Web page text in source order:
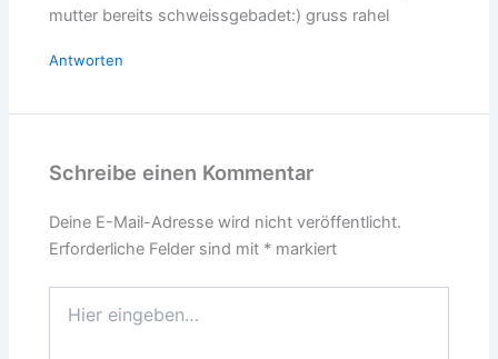
mutter bereits schweissgebadet:) gruss rahel
Antworten
Schreibe einen Kommentar
Deine E-Mail-Adresse wird nicht veröffentlicht.
Erforderliche Felder sind mit * markiert
eingeben…